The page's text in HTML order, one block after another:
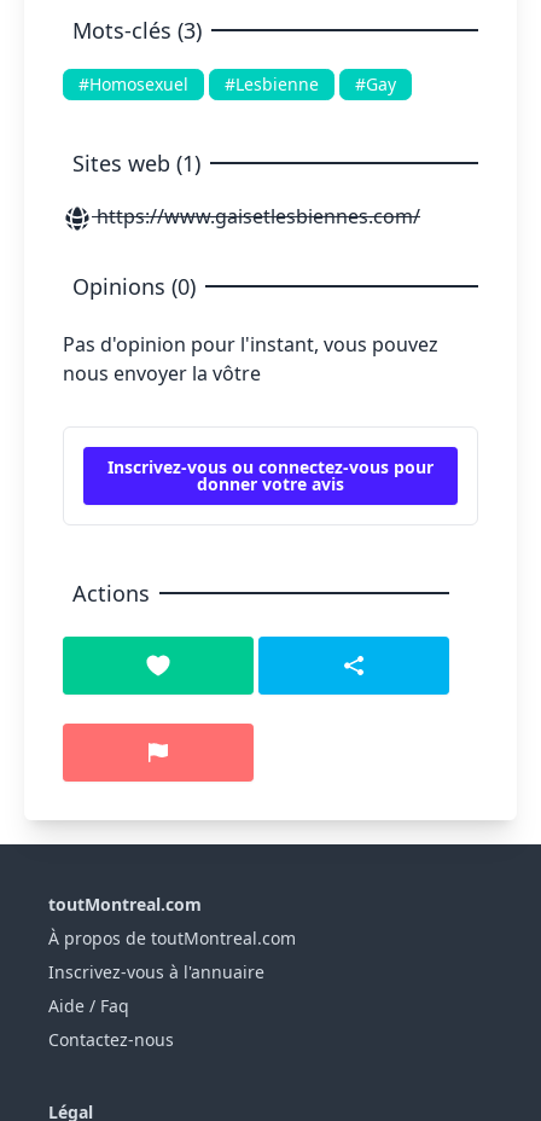
Mots-clés (3)
#Homosexuel #Lesbienne #Gay
Sites web (1)
https://www.gaisetlesbiennes.com/
Opinions (0)
Pas d'opinion pour l'instant, vous pouvez
nous envoyer la vôtre
Inscrivez-vous ou connectez-vous pour
donner votre avis
Actions
toutMontreal.com
À propos de toutMontreal.com
Inscrivez-vous à l'annuaire
Aide / Faq
Contactez-nous
Légal